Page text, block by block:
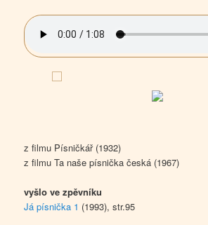
z filmu Písničkář (1932)
z filmu Ta naše písnička česká (1967)
vyšlo ve zpěvníku
Já písnička 1 (1993), str.95